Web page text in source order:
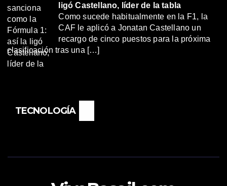
ligó Castellano, líder de la tabla
Como sucede habitualmente en la F1, la
CAF le aplicó a Jonatan Castellano un
recargo de cinco puestos para la próxima
clasificación tras una […]
TECNOLOGÍA